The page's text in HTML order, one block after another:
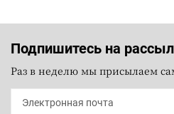
Подпишитесь на
Раз в неделю мы присылаем